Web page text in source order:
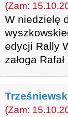
(Zam:
W niedzielę
edycji Rally
załoga
(Zam: